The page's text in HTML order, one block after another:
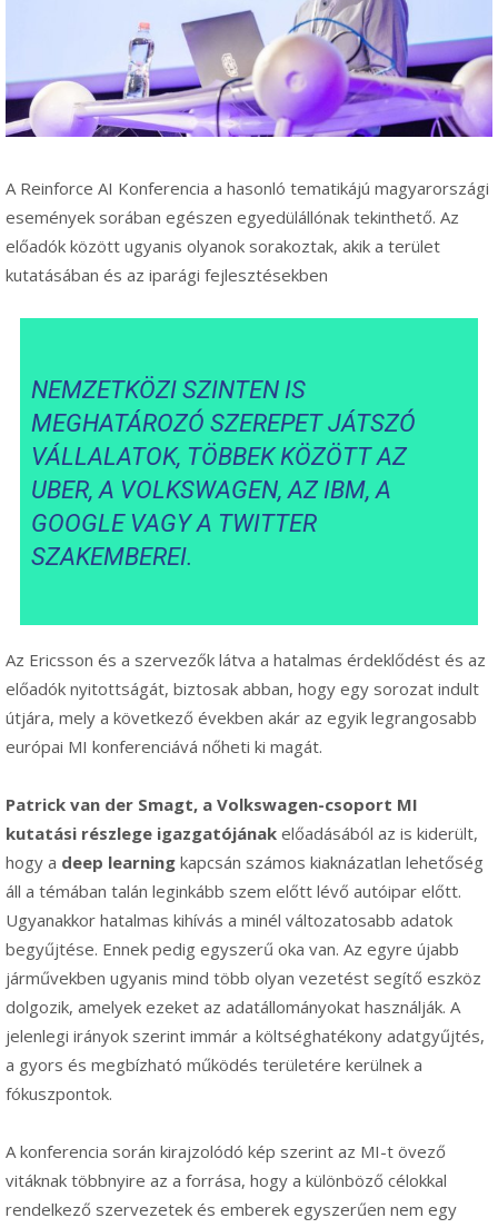
A Reinforce AI Konferencia a hasonló tematikájú magyarországi
események sorában egészen egyedülállónak tekinthető. Az
előadók között ugyanis olyanok sorakoztak, akik a terület
kutatásában és az iparági fejlesztésekben
NEMZETKÖZI SZINTEN IS
MEGHATÁROZÓ SZEREPET JÁTSZÓ
VÁLLALATOK, TÖBBEK KÖZÖTT AZ
UBER, A VOLKSWAGEN, AZ IBM, A
GOOGLE VAGY A TWITTER
SZAKEMBEREI.
Az Ericsson és a szervezők látva a hatalmas érdeklődést és az
előadók nyitottságát, biztosak abban, hogy egy sorozat indult
útjára, mely a következő években akár az egyik legrangosabb
európai MI konferenciává nőheti ki magát.
Patrick van der Smagt, a Volkswagen-csoport MI
kutatási részlege igazgatójának előadásából az is kiderült,
hogy a deep learning kapcsán számos kiaknázatlan lehetőség
áll a témában talán leginkább szem előtt lévő autóipar előtt.
Ugyanakkor hatalmas kihívás a minél változatosabb adatok
begyűjtése. Ennek pedig egyszerű oka van. Az egyre újabb
járművekben ugyanis mind több olyan vezetést segítő eszköz
dolgozik, amelyek ezeket az adatállományokat használják. A
jelenlegi irányok szerint immár a költséghatékony adatgyűjtés,
a gyors és megbízható működés területére kerülnek a
fókuszpontok.
A konferencia során kirajzolódó kép szerint az MI-t övező
vitáknak többnyire az a forrása, hogy a különböző célokkal
rendelkező szervezetek és emberek egyszerűen nem egy